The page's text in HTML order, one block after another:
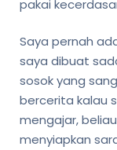
pakai
Saya pernah
saya dibuat
sosok yang
bercerita kalau
mengajar,
menyiapkan